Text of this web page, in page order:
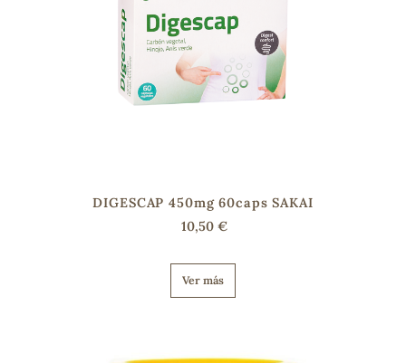
DIGESCAP 450mg 60caps SAKAI
10,50 €
Ver más